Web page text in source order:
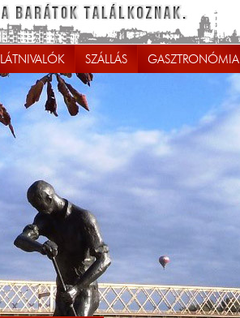
LÁTNIVALÓK SZÁLLÁS GASZTRONÓMIA